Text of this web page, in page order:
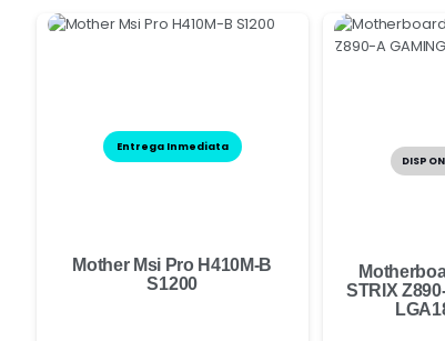
Entrega Inmediata
Mother Msi Pro H410M-B
S1200
STRIX